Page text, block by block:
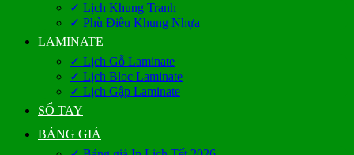
✓ Lịch Khung Tranh
✓ Phù Điêu Khung Nhựa
LAMINATE
✓ Lịch Gỗ Laminate
✓ Lịch Bloc Laminate
✓ Lịch Gập Laminate
SỔ TAY
BẢNG GIÁ